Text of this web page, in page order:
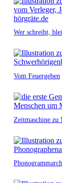
Wer schreibt,
Vom Feuergeben
Zeitmaschine zu